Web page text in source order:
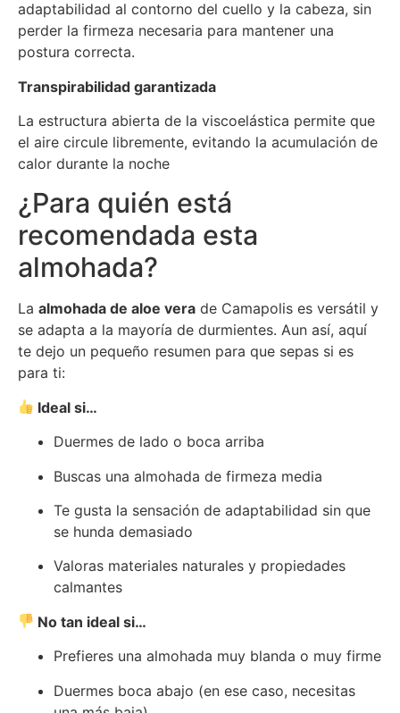
adaptabilidad al contorno del cuello y la cabeza, sin
perder la firmeza necesaria para mantener una
postura correcta.
Transpirabilidad garantizada
La estructura abierta de la viscoelástica permite que
el aire circule libremente, evitando la acumulación de
calor durante la noche
¿Para quién está
recomendada esta
almohada?
La almohada de aloe vera de Camapolis es versátil y
se adapta a la mayoría de durmientes. Aun así, aquí
te dejo un pequeño resumen para que sepas si es
para ti:
Ideal si…
Duermes de lado o boca arriba
Buscas una almohada de firmeza media
Te gusta la sensación de adaptabilidad sin que
se hunda demasiado
Valoras materiales naturales y propiedades
calmantes
No tan ideal si…
Prefieres una almohada muy blanda o muy firme
Duermes boca abajo (en ese caso, necesitas